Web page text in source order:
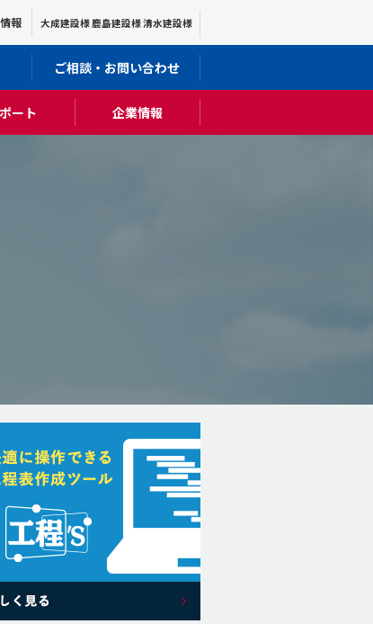
ート 企業情報
報 大成建設様 鹿島建設様 清水建設様
ご相談・お問い合わせ